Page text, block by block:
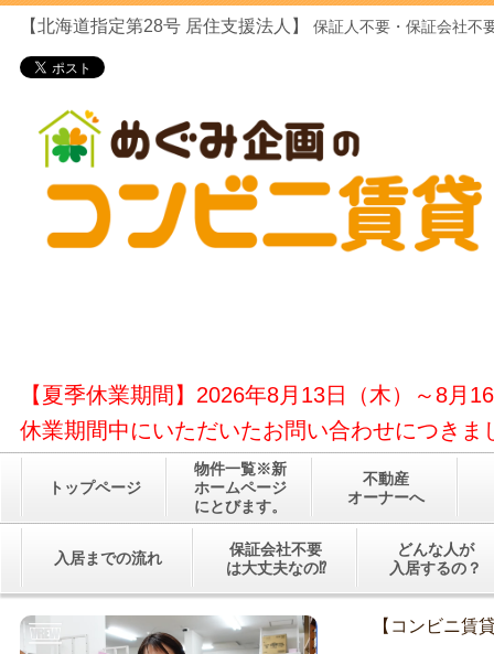
【北海道指定第28号 居住支援法人】 保証人不要・保証会社不
【夏季休業期間】2026年8月13日（木）～8月
休業期間中にいただいたお問い合わせにつき
トップページ
物件一覧※新
ホームページ
にとびます。
不動産
オーナーへ
入居までの流れ
保証会社不要
は大丈夫なの⁉
どんな人が
入居するの？
【コンビニ賃